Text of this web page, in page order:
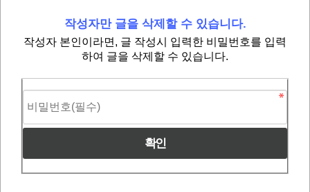
작성자만 글을 삭제할 수 있습니다.
작성자 본인이라면, 글 작성시 입력한 비밀번호를 입력
하여 글을 삭제할 수 있습니다.